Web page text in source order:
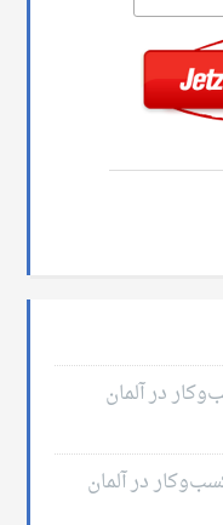
در آلمان
در آلمان